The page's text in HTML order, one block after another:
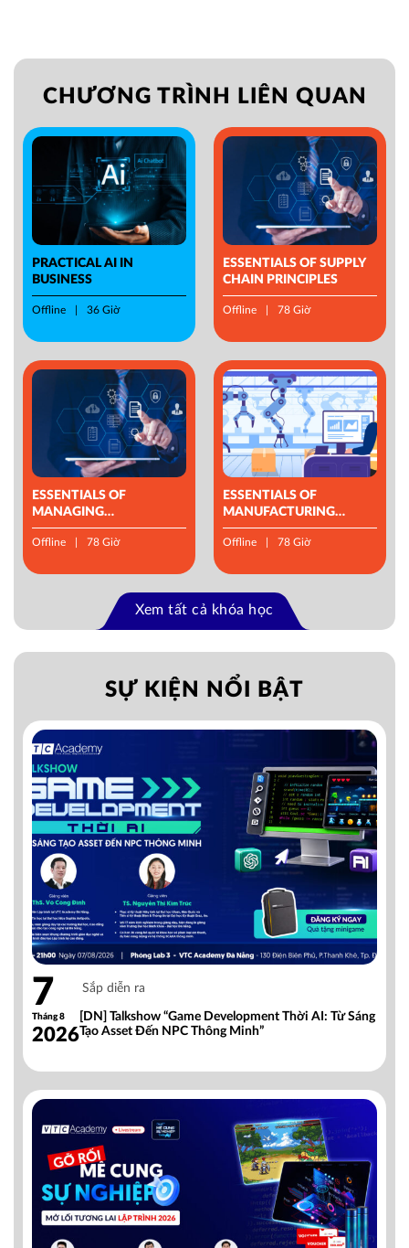
CHƯƠNG TRÌNH LIÊN QUAN
PRACTICAL AI IN
BUSINESS
Offline 36 Giờ
ESSENTIALS OF SUPPLY
CHAIN PRINCIPLES
Offline 78 Giờ
ESSENTIALS OF
MANAGING
OPERATIONS
Offline 78 Giờ
ESSENTIALS OF
MANUFACTURING
MANAGEMENT
Offline 78 Giờ
Xem tất cả khóa học
SỰ KIỆN NỔI BẬT
7
Tháng 8
2026
Sắp diễn ra
[DN] Talkshow “Game Development Thời AI: Từ Sáng
Tạo Asset Đến NPC Thông Minh”